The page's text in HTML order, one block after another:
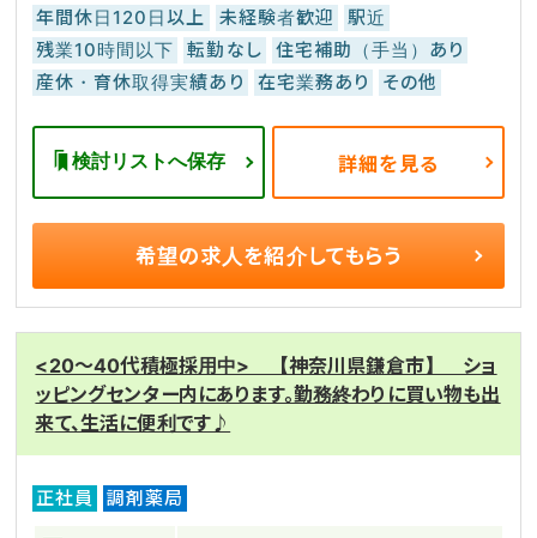
年間休日120日以上 未経験者歓迎
駅近
残業10時間以下
転勤なし
住宅補助（手当）あり
産休・育休取得実績あり
在宅業務あり その他
検討リストへ保存 詳細を見る
希望の求人を紹介してもらう
<20～40代積極採用中> 【神奈川県鎌倉市】 ショ
ッピングセンター内にあります。勤務終わりに買い物も出
来て、生活に便利です♪
正社員 調剤薬局